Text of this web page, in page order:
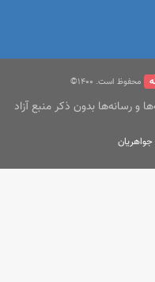
محفوظ است. ۱400©
و رسانه‌ها بدون ذکر منبع آزاد